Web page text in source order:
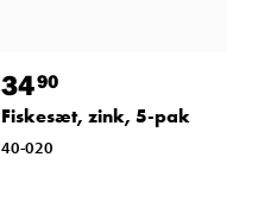
3490
Fiskesæt, zink, 5-pak
40-020